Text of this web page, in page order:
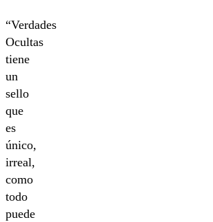
“Verdades
Ocultas
tiene
un
sello
que
es
único,
irreal,
como
todo
puede